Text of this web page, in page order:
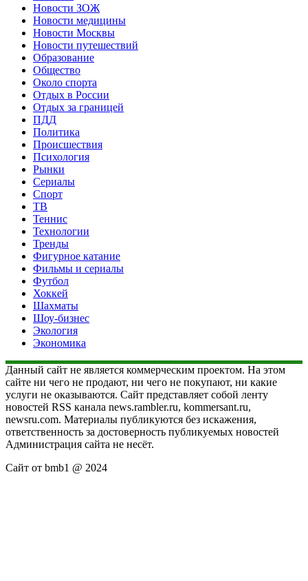
Новости ЗОЖ
Новости медицины
Новости Москвы
Новости путешествий
Образование
Общество
Около спорта
Отдых в России
Отдых за границей
ПДД
Политика
Происшествия
Психология
Рынки
Сериалы
Спорт
ТВ
Теннис
Технологии
Тренды
Фигурное катание
Фильмы и сериалы
Футбол
Хоккей
Шахматы
Шоу-бизнес
Экология
Экономика
Данный сайт не является коммерческим проектом. На этом
сайте ни чего не продают, ни чего не покупают, ни какие
услуги не оказываются. Сайт представляет собой ленту
новостей RSS канала news.rambler.ru, kommersant.ru,
newsru.com. Материалы публикуются без искажения,
ответственность за достоверность публикуемых новостей
Администрация сайта не несёт.
Сайт от bmb1 @ 2024